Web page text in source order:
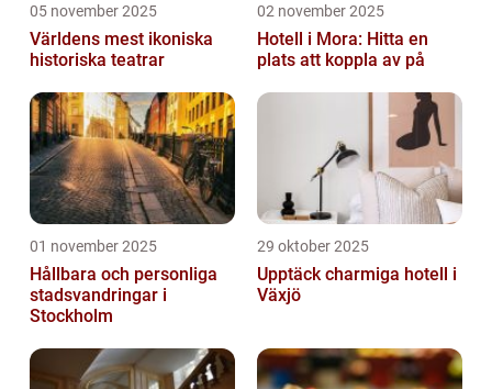
05 november 2025
Världens mest ikoniska
historiska teatrar
02 november 2025
Hotell i Mora: Hitta en
plats att koppla av på
01 november 2025
Hållbara och personliga
stadsvandringar i
Stockholm
29 oktober 2025
Upptäck charmiga hotell i
Växjö